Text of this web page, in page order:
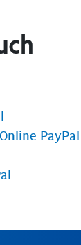
PayPal